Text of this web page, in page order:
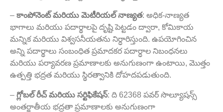
– కాంపోనెంట్ మరియు మెటీరియల్ నాణ్యత: అధిక-నాణ్యత
భాగాలు మరియు పదార్థాలపై దృష్టి పెట్టడం ద్వారా, కోమికాయ
మన్నిక మరియు విశ్వసనీయతను నిర్ధారిస్తుంది. ఉపయోగించిన
అన్ని పదార్థాలు సంబంధిత ప్రమాదకర పదార్ధాల నిబంధనలు
మరియు పర్యావరణ ప్రమాణాలకు అనుగుణంగా ఉంటాయి, మొత్తం
ఉత్పత్తి భద్రత మరియు స్థిరత్వానికి దోహదపడుతుంది.
– గ్లోబల్ రీచ్ మరియు సర్టిఫికేషన్: ది 62368 పవర్ సొల్యూషన్స్
అంతర్జాతీయ భద్రతా ప్రమాణాలకు అనుగుణంగా